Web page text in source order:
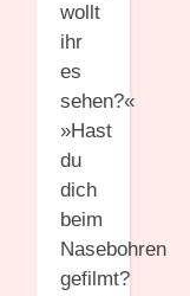
wollt
ihr
es
sehen?«
»Hast
du
dich
beim
Nasebohren
gefilmt?